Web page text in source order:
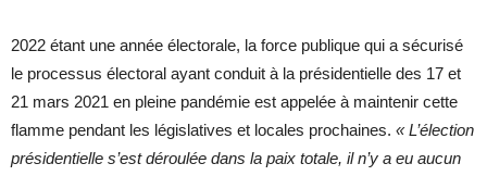
2022 étant une année électorale, la force publique qui a sécurisé
le processus électoral ayant conduit à la présidentielle des 17 et
21 mars 2021 en pleine pandémie est appelée à maintenir cette
flamme pendant les législatives et locales prochaines. « L’élection
présidentielle s’est déroulée dans la paix totale, il n’y a eu aucun